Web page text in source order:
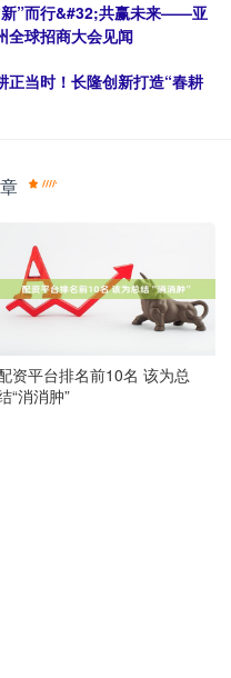
新”而行&#32;共赢未来——亚
全球招商大会见闻
正当时！长隆创新打造“春耕
资平台排名前10名 该为总
“消消肿”